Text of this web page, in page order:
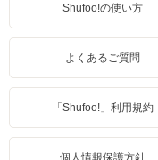
Shufoo!の使い方
よくあるご質問
「Shufoo!」利用規約
個人情報保護方針